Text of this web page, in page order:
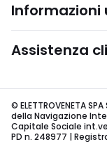
Informazioni
Assistenza
© ELETTROVENETA
della Navigazione
Capitale Sociale
PD n. 248977 |